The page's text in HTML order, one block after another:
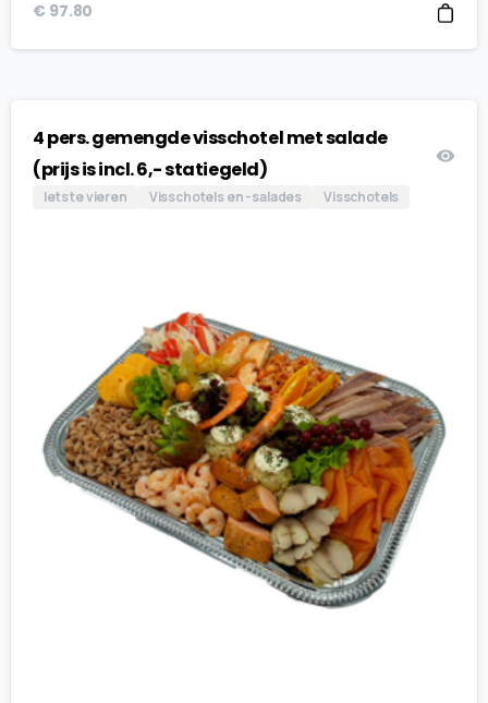
€ 97.80
4 pers. gemengde visschotel met salade
(prijs is incl. 6,- statiegeld)
Iets te vieren Visschotels en -salades Visschotels